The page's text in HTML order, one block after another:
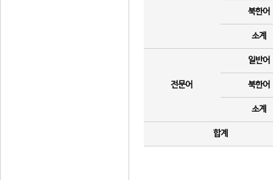
북한어
소계
전문어
일반어
북한어
소계
합계